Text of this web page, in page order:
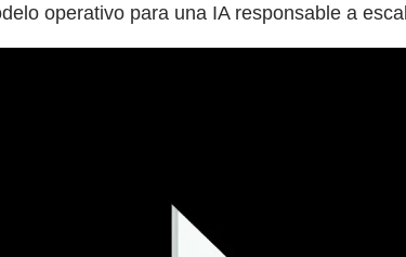
operativo para una IA responsable a